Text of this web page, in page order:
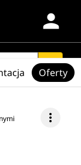
person
search
more_vert
Oferty